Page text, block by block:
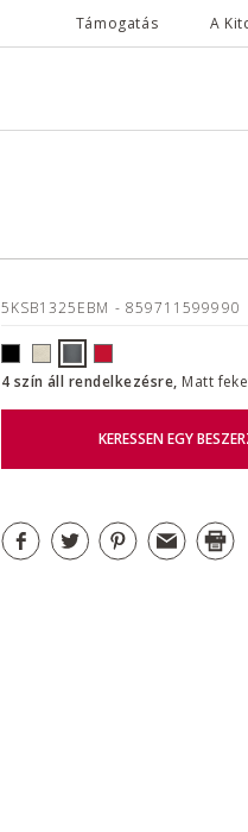
Támogatás A
5KSB1325EBM - 859711599990
4 szín áll rendelkezésre, Matt
KERESSEN EGY